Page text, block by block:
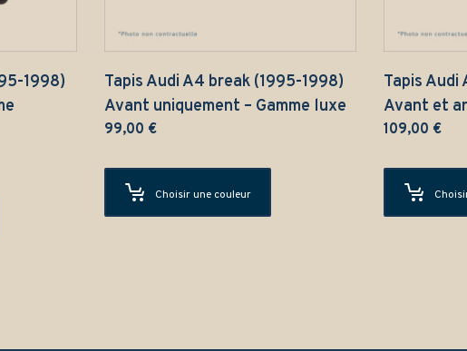
1998)
Tapis Audi A4 break (1995-1998)
Avant uniquement – Gamme luxe
99,00 €
Choisir une couleur
Tapis Audi
Avant et
109,00 €